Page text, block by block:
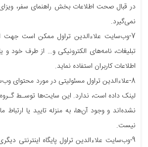
در قبال صحت اطلاعات بخش راهنمای سفر،
نمی‌گیرد.
7-وب‌سایت علاءالدین تراول ممکن است جهت
تبلیغات، نامه‌های الکترونیکی و… از طرف خود و
اطلاعات کاربران استفاده نماید.
8-علاءالدین تراول مسئولیتی در مورد محتوای
لینک داده است، ندارد. این سایت‌ها توسـط گـروه
نشده‌اند و وجود آن‌ها، به منزله‌ تایید یا ارتباط
نیست.